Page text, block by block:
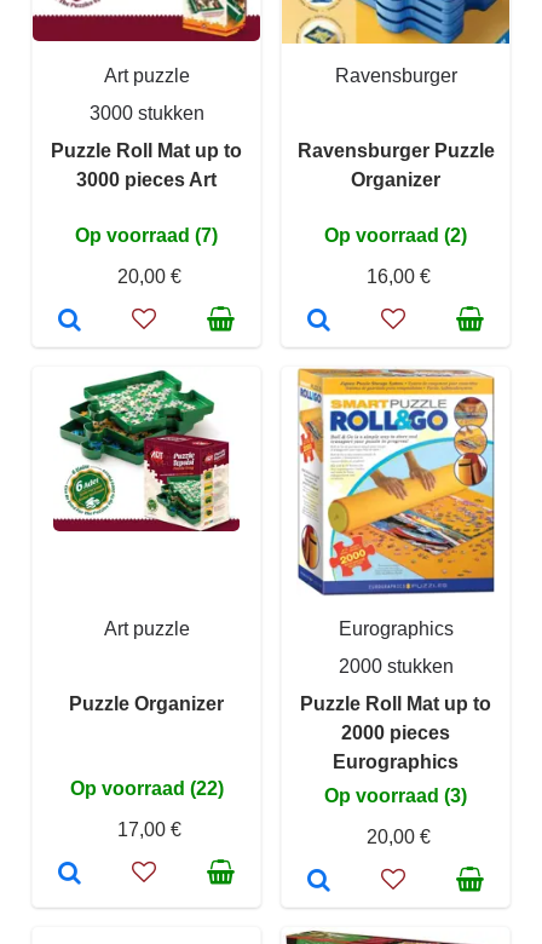
Art puzzle
3000 stukken
Puzzle Roll Mat up to
3000 pieces Art
Op voorraad (7)
20,00 €
Ravensburger
Ravensburger Puzzle
Organizer
Op voorraad (2)
16,00 €
Art puzzle
Puzzle Organizer
Op voorraad (22)
17,00 €
Eurographics
2000 stukken
Puzzle Roll Mat up to
2000 pieces
Eurographics
Op voorraad (3)
20,00 €